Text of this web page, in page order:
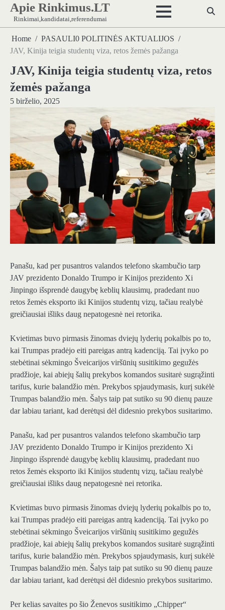
Skip
content
Apie Rinkimus.LT
Rinkimai,kandidatai,referendumai
Home
PASAULI0 POLITINĖS AKTUALIJOS
JAV, Kinija teigia studentų viza, retos žemės pažanga
JAV, Kinija teigia studentų viza, retos
žemės pažanga
5 birželio, 2025
Panašu, kad per pusantros valandos telefono skambučio tarp
JAV prezidento Donaldo Trumpo ir Kinijos prezidento Xi
Jinpingo išsprendė daugybę keblių klausimų, pradedant nuo
retos žemės eksporto iki Kinijos studentų vizų, tačiau realybė
greičiausiai išliks daug nepatogesnė nei retorika.
Kvietimas buvo pirmasis žinomas dviejų lyderių pokalbis po to,
kai Trumpas pradėjo eiti pareigas antrą kadenciją. Tai įvyko po
stebėtinai sėkmingo Šveicarijos viršūnių susitikimo gegužės
pradžioje, kai abiejų šalių prekybos komandos susitarė sugrąžinti
tarifus, kurie balandžio mėn. Prekybos spjaudymasis, kurį sukėlė
Trumpas balandžio mėn. Šalys taip pat sutiko su 90 dienų pauze
dar labiau tariant, kad derėtųsi dėl didesnio prekybos susitarimo.
Panašu, kad per pusantros valandos telefono skambučio tarp
JAV prezidento Donaldo Trumpo ir Kinijos prezidento Xi
Jinpingo išsprendė daugybę keblių klausimų, pradedant nuo
retos žemės eksporto iki Kinijos studentų vizų, tačiau realybė
greičiausiai išliks daug nepatogesnė nei retorika.
Kvietimas buvo pirmasis žinomas dviejų lyderių pokalbis po to,
kai Trumpas pradėjo eiti pareigas antrą kadenciją. Tai įvyko po
stebėtinai sėkmingo Šveicarijos viršūnių susitikimo gegužės
pradžioje, kai abiejų šalių prekybos komandos susitarė sugrąžinti
tarifus, kurie balandžio mėn. Prekybos spjaudymasis, kurį sukėlė
Trumpas balandžio mėn. Šalys taip pat sutiko su 90 dienų pauze
dar labiau tariant, kad derėtųsi dėl didesnio prekybos susitarimo.
Per kelias savaites po šio Ženevos susitikimo „Chipper“